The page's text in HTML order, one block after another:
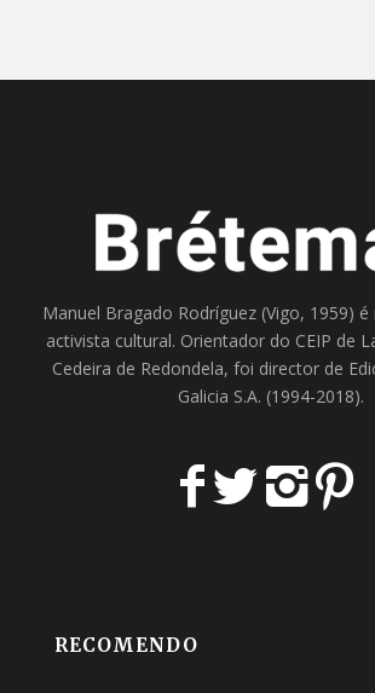
Manuel Bragado Rodríguez (Vigo, 1959)
activista cultural. Orientador do CEIP de
Cedeira de Redondela, foi director de
Galicia S.A. (1994-2018).
RECOMENDO